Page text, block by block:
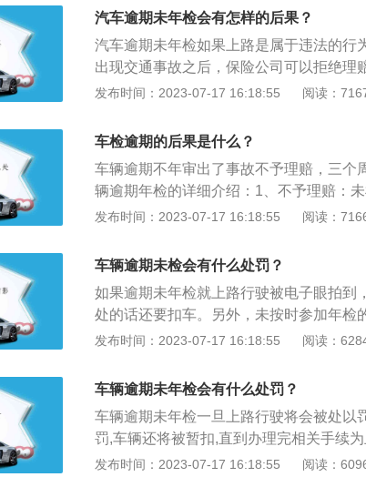
次。逾期没有年检的车后果是：1、影响
驶，被交管部门查处之后会被扣车，同时
险公司拒绝理赔；3、如果连续三个周期
格、合法的车辆生效。保险公司除了对未
外，对丢失的车辆也同样拒绝赔付。2、
对于未参加年审的车辆，民警可以根据《
定金额的罚款并记3分的处罚，还要暂扣车
汽车逾期未年检会有怎样的后果？
汽车逾期未年检如果上路是属于违法的行
出现交通事故之后，保险公司可以拒绝理
期，机动车辆将会被强制报废。机动车年
旦脱检，就属于违法行为，是不允许上路
故，保险公司将不予理赔，需要个人全部
一共有两种方式。通过手机软件交管
机关交通管理部门年检。有效地办理车辆
属于合法。
发布时间：2023-07-17 16:18:55 阅读：
车检逾期的后果是什么？
车辆逾期不年审出了事故不予理赔，三个
辆逾期年检的详细介绍：1、不予理赔：
有的。发生交通事故时保险车辆未按规定
车强制报废标准规定》第四条规定，检验
得机动车检验合格标志的，机动车将被强
发布时间：2023-07-17 16:18:55 阅读：
车辆逾期未检会有什么处罚？
如果逾期未年检就上路行驶被电子眼拍到
处的话还要扣车。另外，未按时参加年检
受理理赔。以下是相关资料：1.如果超过
废车辆（报废后的车辆无法恢复再进行年
检：车主必须保证在车管部门登记的手机
辆年检前，车管所均会短信提醒车主尽快
有注明该车的检验合格有效期是到何时
年审）。
发布时间：2023-07-17 16:18:55 阅读：
车辆逾期未年检会有什么处罚？
车辆逾期未年检一旦上路行驶将会被处以
罚,车辆还将被暂扣,直到办理完相关手续
车检验标志申请表，提交资料：（1）个
发布时间：2023-07-17 16:18:55 阅读：